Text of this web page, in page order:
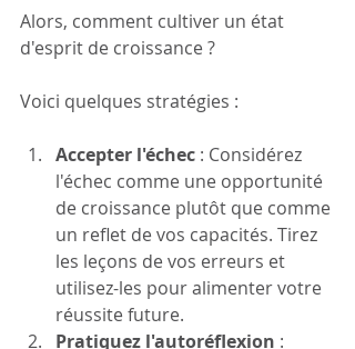
Alors, comment cultiver un état
d'esprit de croissance ?
Voici quelques stratégies :
Accepter l'échec : Considérez
l'échec comme une opportunité
de croissance plutôt que comme
un reflet de vos capacités. Tirez
les leçons de vos erreurs et
utilisez-les pour alimenter votre
réussite future.
Pratiquez l'autoréflexion :